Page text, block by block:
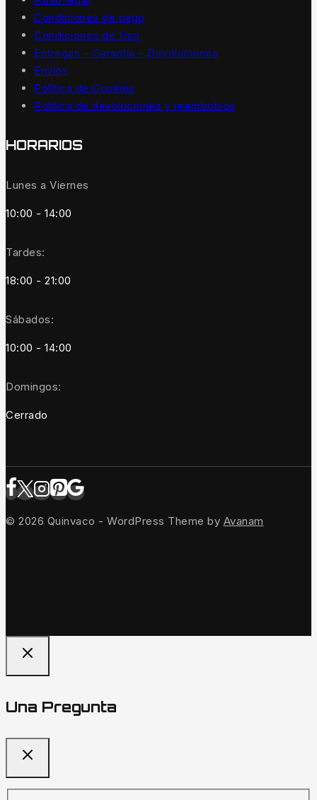
Condiciones de pago
Condiciones de Uso
Entregas – Garantía – Devoluciones
Envíos
Política de Cookies
Política de devoluciones y reembolsos
HORARIOS
Lunes a Viernes
10:00 - 14:00
Tardes:
18:00 - 21:00
Sábados:
10:00 - 14:00
Domingos:
Cerrado
© 2026 Quinvaco - WordPress Theme by Avanam
Una Pregunta